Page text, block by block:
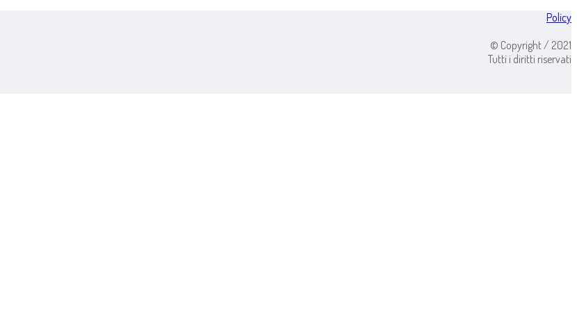
Policy
© Copyright / 2021
Tutti i diritti riservati